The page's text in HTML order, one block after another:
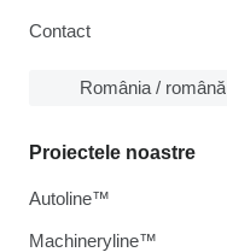
Contact
România / română
Proiectele noastre
Autoline™
Machineryline™